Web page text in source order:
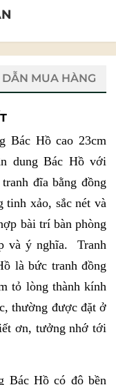
DẪN MUA HÀNG
Bác Hồ cao 23cm
dung Bác Hồ với
đĩa bằng đồng
tinh xảo, sắc nét và
bài trí bàn phòng
và ý nghĩa. Tranh
là bức tranh đồng
tỏ lòng thành kính
thường được đặt ở
ơn, tưởng nhớ tới
Bác Hồ có độ bền